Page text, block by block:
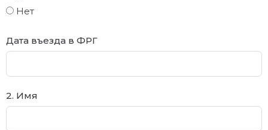
Нет
Дата въезда в ФРГ
2. Имя